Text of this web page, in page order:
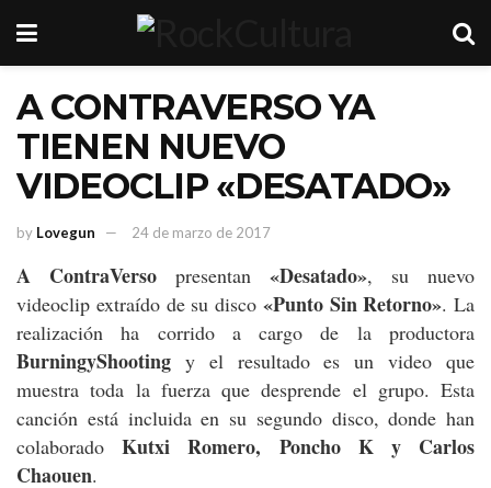
A CONTRAVERSO YA
TIENEN NUEVO
VIDEOCLIP «DESATADO»
by Lovegun 24 de marzo de 2017
A ContraVerso presentan «Desatado», su nuevo
videoclip extraído de su disco «Punto Sin Retorno». La
realización ha corrido a cargo de la productora
BurningyShooting y el resultado es un video que
muestra toda la fuerza que desprende el grupo. Esta
canción está incluida en su segundo disco, donde han
colaboradoKutxi Romero, Poncho K y Carlos
Chaouen.